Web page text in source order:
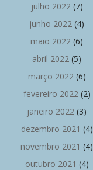
julho 2022(7)
junho 2022 (4)
maio 2022 (6)
abril 2022 (5)
março 2022(6)
fevereiro 2022(2)
janeiro 2022 (3)
dezembro 2021 (4)
novembro 2021 (4)
outubro 2021 (4)